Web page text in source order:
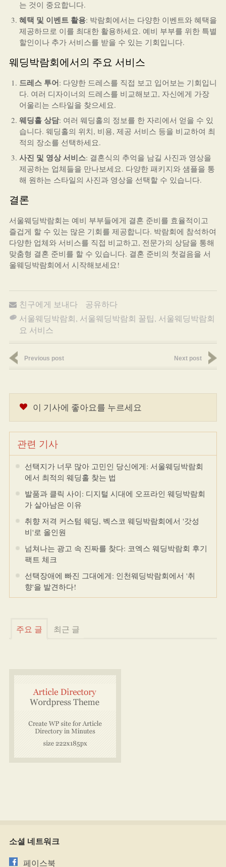
는 것이 중요합니다.
혜택 및 이벤트 활용: 박람회에서는 다양한 이벤트와 혜택을
제공하므로 이를 최대한 활용하세요. 예비 부부를 위한 특별
할인이나 추가 서비스를 받을 수 있는 기회입니다.
웨딩박람회에서의 주요 서비스
드레스 투어: 다양한 드레스를 직접 보고 입어보는 기회입니
다. 여러 디자이너의 드레스를 비교해보고, 자신에게 가장
어울리는 스타일을 찾으세요.
웨딩홀 상담: 여러 웨딩홀의 정보를 한 자리에서 얻을 수 있
습니다. 웨딩홀의 위치, 비용, 제공 서비스 등을 비교하여 최
적의 장소를 선택하세요.
사진 및 영상 서비스: 결혼식의 추억을 남길 사진과 영상을
제공하는 업체들을 만나보세요. 다양한 패키지와 샘플을 통
해 원하는 스타일의 사진과 영상을 선택할 수 있습니다.
결론
서울웨딩박람회는 예비 부부들에게 결혼 준비를 효율적이고
즐겁게 할 수 있는 많은 기회를 제공합니다. 박람회에 참석하여
다양한 업체와 서비스를 직접 비교하고, 전문가의 상담을 통해
맞춤형 결혼 준비를 할 수 있습니다. 결혼 준비의 첫걸음을 서
울웨딩박람회에서 시작해보세요!
친구에게 보내다
공유하다
서울웨딩박람회, 서울웨딩박람회 꿀팁, 서울웨딩박람회 주
요 서비스
Previous post Next post
이 기사에 좋아요를 누르세요
관련 기사
선택지가 너무 많아 고민인 당신에게: 서울웨딩박람회
에서 최적의 웨딩홀 찾는 법
발품과 클릭 사이: 디지털 시대에 오프라인 웨딩박람회
가 살아남은 이유
취향 저격 커스텀 웨딩, 벡스코 웨딩박람회에서 '갓성
비'로 올인원
넘쳐나는 광고 속 진짜를 찾다: 코엑스 웨딩박람회 후기
팩트 체크
선택장애에 빠진 그대에게: 인천웨딩박람회에서 '취
향'을 발견하다!
주요 글 최근 글
소셜 네트워크
페이스북